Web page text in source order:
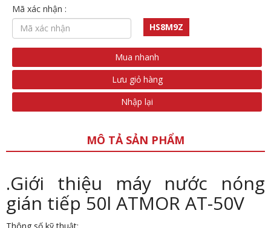
Mã xác nhận :
HS8M9Z
Mua nhanh
Lưu giỏ hàng
Nhập lại
MÔ TẢ SẢN PHẨM
.Giới thiệu máy nước nóng
gián tiếp 50l ATMOR AT-50V
Thông số kỹ thuật: